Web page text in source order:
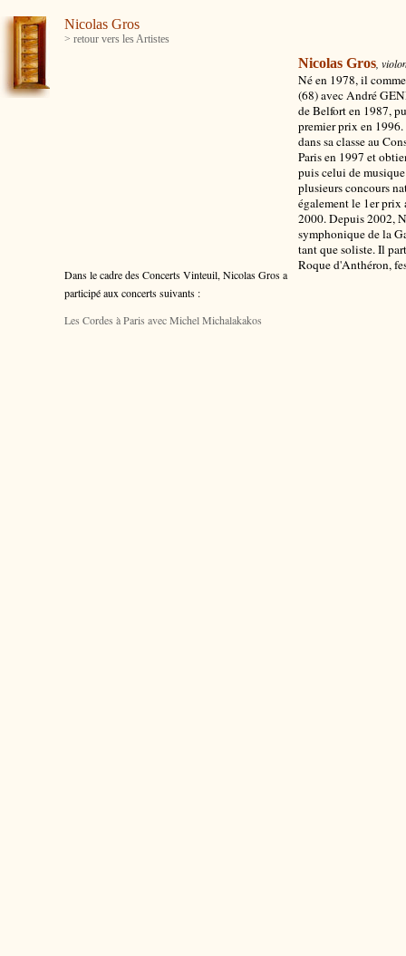
Nicolas Gros
> retour vers les Artistes
Nicolas Gros ,
Né en 1978, il
(68) avec André
de Belfort en 1987,
premier prix en
dans sa classe au
Paris en 1997 et
puis celui de
plusieurs concours
également le 1er prix
2000. Depuis 2002,
symphonique de la
tant que soliste. Il
Roque d'Anthéron,
Dans le cadre des Concerts Vinteuil, Nicolas Grosa
participé aux concerts suivants :
Les Cordes à Paris avec Michel Michalakakos